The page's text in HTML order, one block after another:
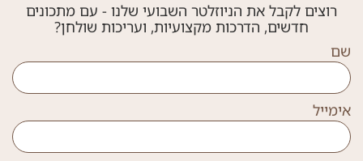
רוצים לקבל את הניוזלטר השבועי שלנו - עם מתכונים
חדשים, הדרכות מקצועיות, ועריכות שולחן?
שם
אימייל